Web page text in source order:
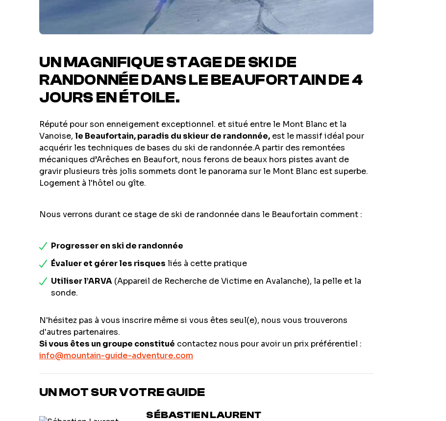
UN MAGNIFIQUE STAGE DE SKI DE
RANDONNÉE DANS LE BEAUFORTAIN DE 4
JOURS EN ÉTOILE.
Réputé pour son enneigement exceptionnel. et situé entre le Mont Blanc et la
Vanoise, le Beaufortain, paradis du skieur de randonnée, est le massif idéal pour
acquérir les techniques de bases du ski de randonnée.A partir des remontées
mécaniques d’Arêches en Beaufort, nous ferons de beaux hors pistes avant de
gravir plusieurs très jolis sommets dont le panorama sur le Mont Blanc est superbe.
Logement à l'hôtel ou gîte.
Nous verrons durant ce stage de ski de randonnée dans le Beaufortain comment :
Progresser en ski de randonnée
Évaluer et gérer les risques liés à cette pratique
Utiliser l’ARVA (Appareil de Recherche de Victime en Avalanche), la pelle et la
sonde.
N'hésitez pas à vous inscrire même si vous êtes seul(e), nous vous trouverons
d'autres partenaires.
Si vous êtes un groupe constitué contactez nous pour avoir un prix préférentiel :
info@mountain-guide-adventure.com
UN MOT SUR VOTRE GUIDE
SÉBASTIEN LAURENT